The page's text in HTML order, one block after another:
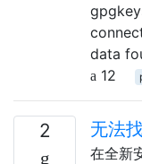
data
12
2 无法
在全新